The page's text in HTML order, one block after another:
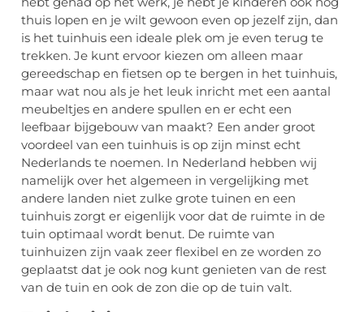
thuis lopen en je wilt gewoon even op jezelf zijn, dan
is het tuinhuis een ideale plek om je even terug te
trekken. Je kunt ervoor kiezen om alleen maar
gereedschap en fietsen op te bergen in het tuinhuis,
maar wat nou als je het leuk inricht met een aantal
meubeltjes en andere spullen en er echt een
leefbaar bijgebouw van maakt? Een ander groot
voordeel van een tuinhuis is op zijn minst echt
Nederlands te noemen. In Nederland hebben wij
namelijk over het algemeen in vergelijking met
andere landen niet zulke grote tuinen en een
tuinhuis zorgt er eigenlijk voor dat de ruimte in de
tuin optimaal wordt benut. De ruimte van
tuinhuizen zijn vaak zeer flexibel en ze worden zo
geplaatst dat je ook nog kunt genieten van de rest
van de tuin en ook de zon die op de tuin valt.